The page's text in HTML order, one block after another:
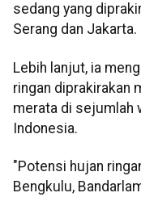
sedang yang
Serang dan Jakarta.
Lebih lanjut, ia
ringan diprakirakan
merata di sejumlah
Indonesia.
"Potensi hujan
Bengkulu,